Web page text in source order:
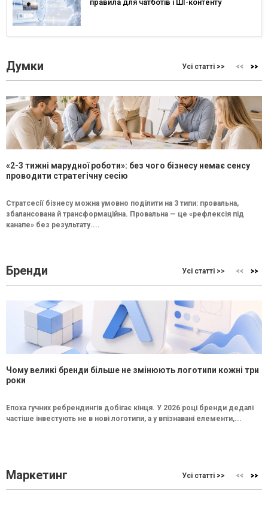
правила для чатботів і ШІ-контенту
Думки Усі статті >>
«2-3 тижні марудної роботи»: без чого бізнесу немає сенсу
проводити стратегічну сесію
Стратсесії бізнесу можна умовно поділити на 3 типи: провальна,
збалансована й трансформаційна. Провальна — це «рефлексія під
канапе» без результату....
Бренди Усі статті >>
Чому великі бренди більше не змінюють логотипи кожні три
роки
Епоха гучних ребрендингів добігає кінця. У 2026 році бренди дедалі
частіше інвестують не в нові логотипи, а у впізнавані елементи,...
Маркетинг Усі статті >>